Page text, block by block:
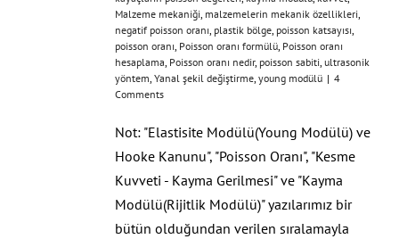
Malzeme mekaniği, malzemelerin mekanik özellikleri,
negatif poisson oranı, plastik bölge, poisson katsayısı,
poisson oranı, Poisson oranı formülü, Poisson oranı
hesaplama, Poisson oranı nedir, poisson sabiti, ultrasonik
yöntem, Yanal şekil değiştirme, young modülü | 4
Comments
Not: "Elastisite Modülü(Young Modülü) ve
Hooke Kanunu", "Poisson Oranı", "Kesme
Kuvveti - Kayma Gerilmesi" ve "Kayma
Modülü(Rijitlik Modülü)" yazılarımız bir
bütün olduğundan verilen sıralamayla